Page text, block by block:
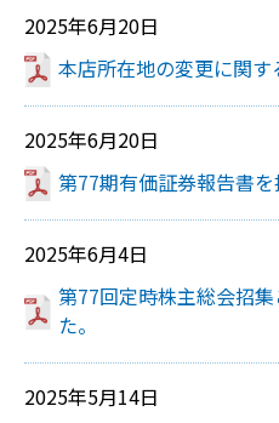
2025年6月20日
本店所在地の変更に関す
2025年6月20日
第77期有価証券報告書を
2025年6月4日
第77回定時株主総会招
た。
2025年5月14日